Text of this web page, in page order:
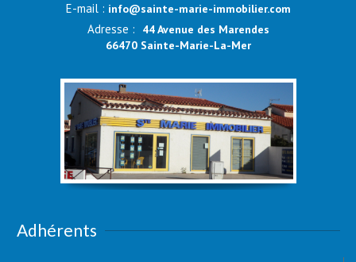
E-mail : info@sainte-marie-immobilier.com
Adresse :
44 Avenue des Marendes
66470 Sainte-Marie-La-Mer
Adhérents